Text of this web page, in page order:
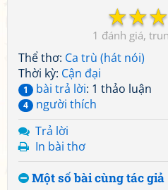
☆
☆
☆
1
Thể thơ: Ca trù (hát nói)
Thời kỳ: Cận đại
1 bài trả lời: 1 thảo luận
4
người thích
Trả lời
In bài thơ
Một số bài cùng tác giả